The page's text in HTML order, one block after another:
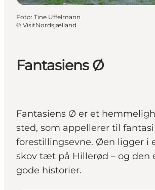
Fantasiens Ø
Fantasiens Ø er et
sted, som appellerer til
forestillingsevne. Øen ligger i
skov tæt på Hillerød – og den
gode historier.
Foto: Tine Uffelmann
© VisitNordsjælland